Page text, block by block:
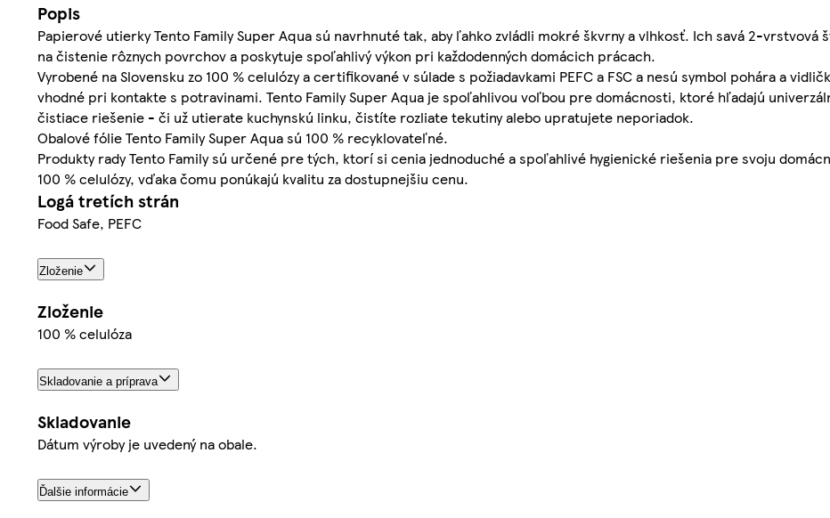
Popis
Papierové utierky Tento Family Super Aqua sú navrhnuté tak, aby ľahko zvládli mokré škvrny a vlhkosť. Ich savá 2-vrstvová
na čistenie rôznych povrchov a poskytuje spoľahlivý výkon pri každodenných domácich prácach.
Vyrobené na Slovensku zo 100 % celulózy a certifikované v súlade s požiadavkami PEFC a FSC a nesú symbol pohára a
vhodné pri kontakte s potravinami. Tento Family Super Aqua je spoľahlivou voľbou pre domácnosti, ktoré hľadajú
čistiace riešenie - či už utierate kuchynskú linku, čistíte rozliate tekutiny alebo upratujete neporiadok.
Obalové fólie Tento Family Super Aqua sú 100 % recyklovateľné.
Produkty rady Tento Family sú určené pre tých, ktorí si cenia jednoduché a spoľahlivé hygienické riešenia pre svoju
100 % celulózy, vďaka čomu ponúkajú kvalitu za dostupnejšiu cenu.
Logá tretích strán
Food Safe, PEFC
Zloženie
Zloženie
100 % celulóza
Skladovanie a príprava
Skladovanie
Dátum výroby je uvedený na obale.
Ďalšie informácie